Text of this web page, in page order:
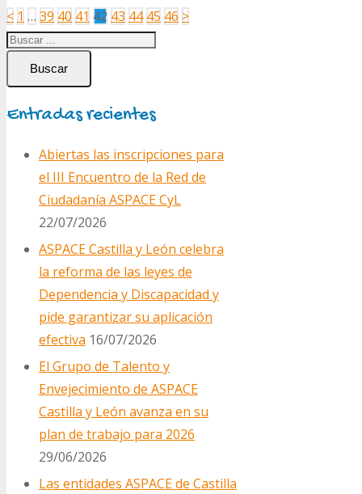
Paginación
de
entradas
< 1 … 39 40 41 42 43 44 45 46 >
Buscar
Entradas recientes
Abiertas las inscripciones para
el III Encuentro de la Red de
Ciudadanía ASPACE CyL
22/07/2026
ASPACE Castilla y León celebra
la reforma de las leyes de
Dependencia y Discapacidad y
pide garantizar su aplicación
efectiva 16/07/2026
El Grupo de Talento y
Envejecimiento de ASPACE
Castilla y León avanza en su
plan de trabajo para 2026
29/06/2026
Las entidades ASPACE de Castilla